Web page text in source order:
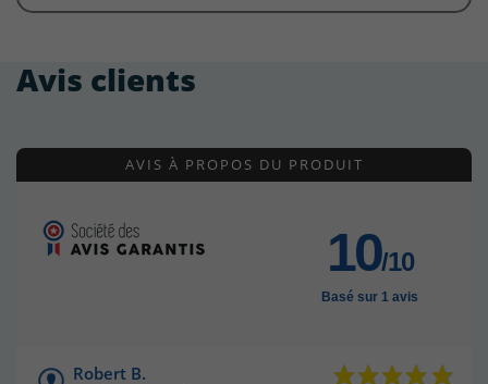
Avis clients
AVIS À PROPOS DU PRODUIT
10/10
Basé sur 1 avis
Robert B.